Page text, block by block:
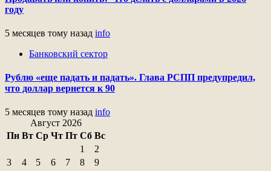
году
5 месяцев тому назад info
Банковский сектор
Рублю «еще падать и падать». Глава РСПП предупредил,
что доллар вернется к 90
5 месяцев тому назад info
Август 2026
Пн Вт Ср Чт Пт Сб Вс
1
2
3
4 5 6 7 8
9